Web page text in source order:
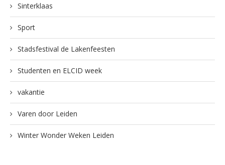
Sinterklaas
Sport
Stadsfestival de Lakenfeesten
Studenten en ELCID week
vakantie
Varen door Leiden
Winter Wonder Weken Leiden